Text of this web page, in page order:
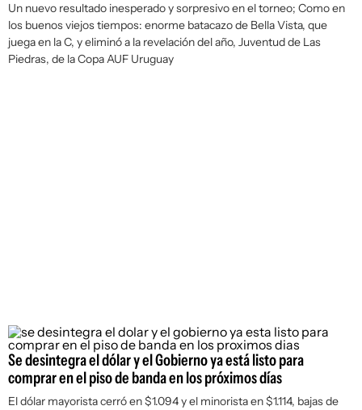
Un nuevo resultado inesperado y sorpresivo en el torneo; Como en
los buenos viejos tiempos: enorme batacazo de Bella Vista, que
juega en la C, y eliminó a la revelación del año, Juventud de Las
Piedras, de la Copa AUF Uruguay
Se desintegra el dólar y el Gobierno ya está listo para
comprar en el piso de banda en los próximos días
El dólar mayorista cerró en $1.094 y el minorista en $1.114, bajas de